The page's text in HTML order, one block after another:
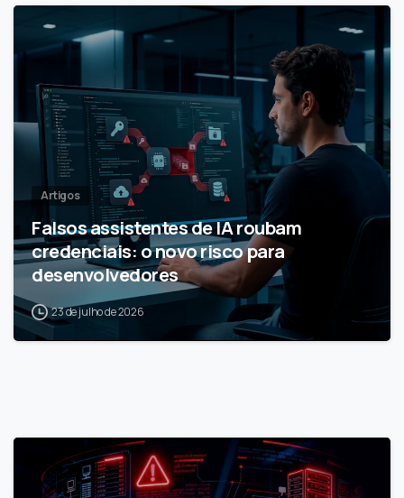
1
Artigos
Falsos assistentes de IA roubam
credenciais: o novo risco para
desenvolvedores
23 de julho de 2026